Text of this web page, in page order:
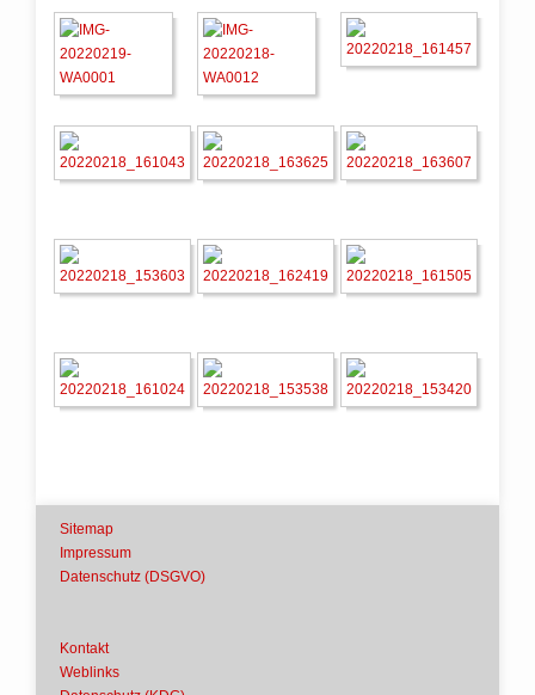
Sitemap
Impressum
Datenschutz (DSGVO)
Kontakt
Weblinks